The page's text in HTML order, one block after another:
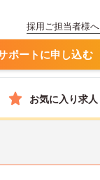
採用ご担当者様へ
ポートに申し込む
お気に入り求人